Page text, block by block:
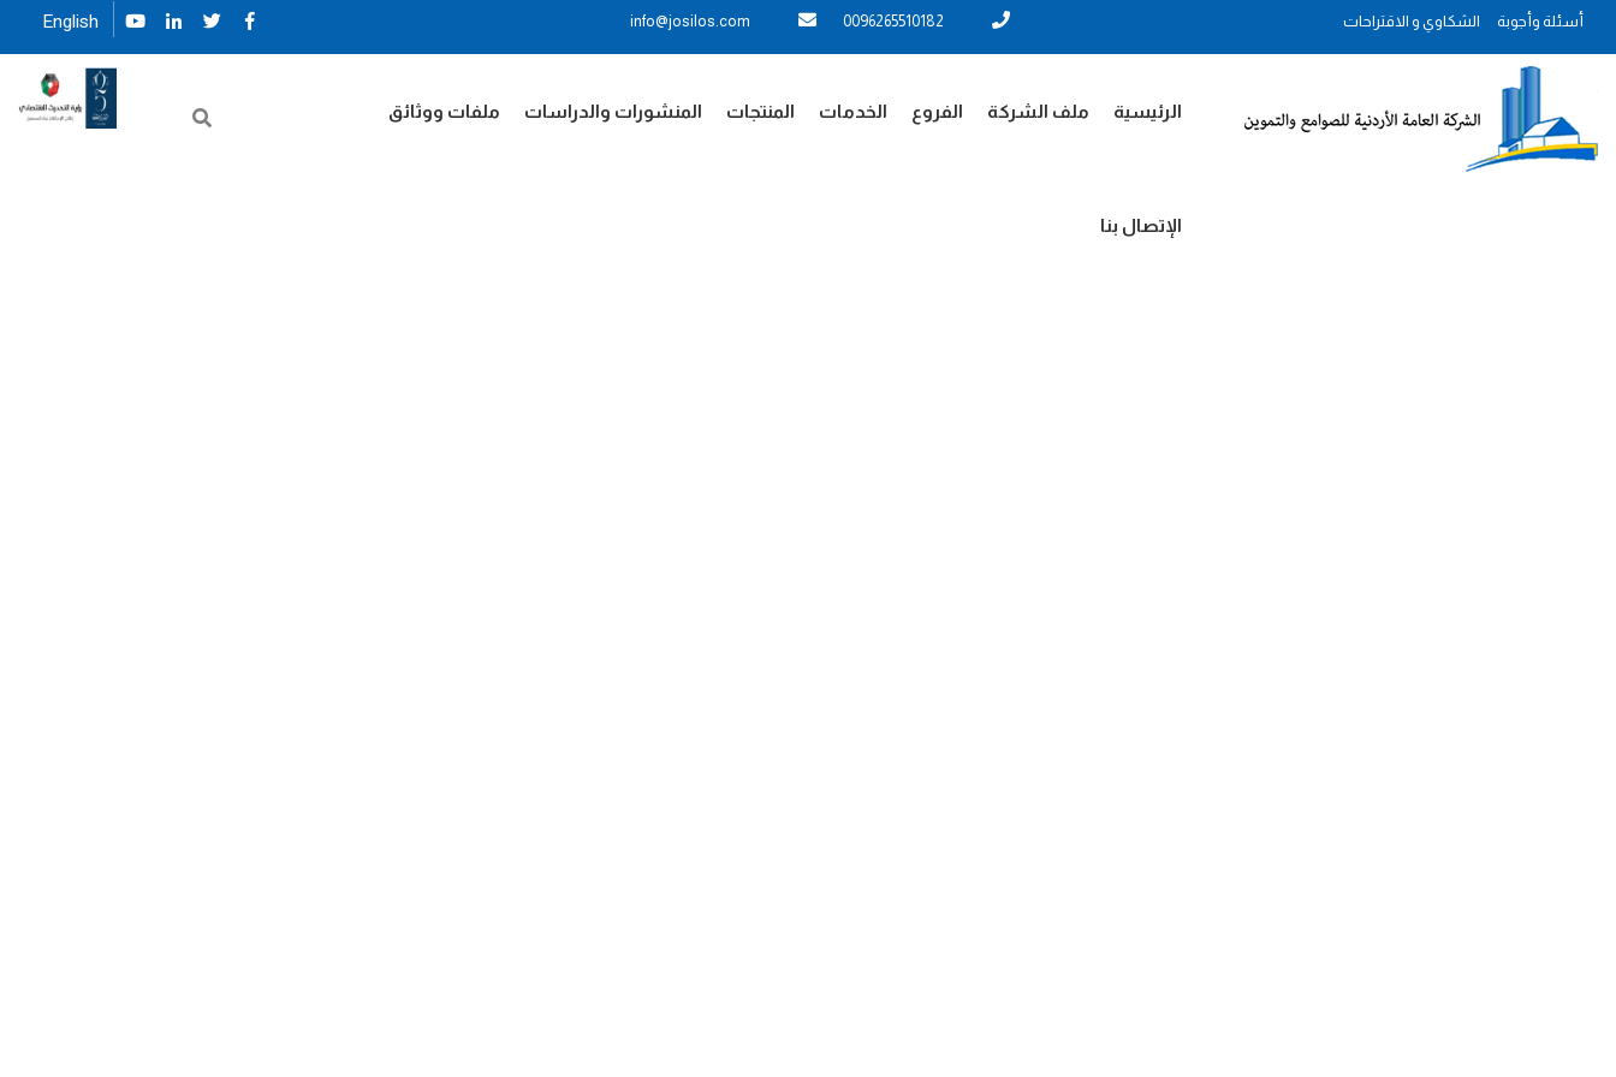
أسئلة وأجوبة الشكاوي و الاقتراحات 0096265510182
info@josilos.com
English
الرئيسية ملف الشركة الفروع الخدمات المنتجات المنشورات والدراسات ملفات ووثائق
الإتصال بنا